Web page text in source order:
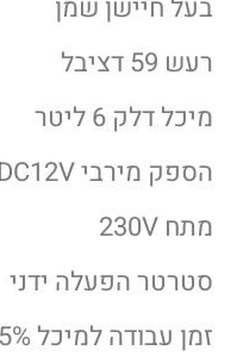
בעל חיישן שמן
רעש 59 דציבל
מיכל דלק 6 ליטר
הספק מירבי 3500W DC12V
מתח 230V
סטרטר הפעלה ידני
זמן עבודה למיכל 25% – 7.5 שעות